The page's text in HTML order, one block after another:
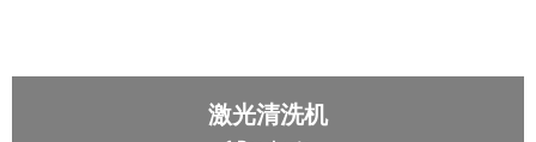
激光清洗机